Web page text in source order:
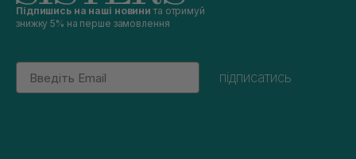
Підпишись на наші новини та отримуй
знижку 5% на перше замовлення
Email
підписатись